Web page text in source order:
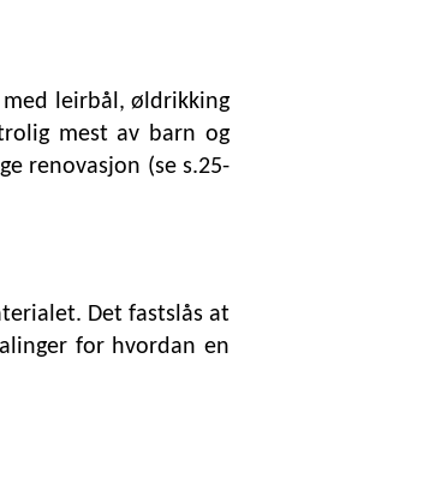
med leirbål, øldrikking
mest av barn og
renovasjon (se s.25-
Det fastslås at
for hvordan en